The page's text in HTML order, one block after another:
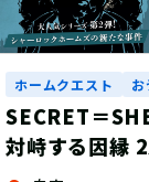
ホームクエスト
SECRET＝
対峙する因縁